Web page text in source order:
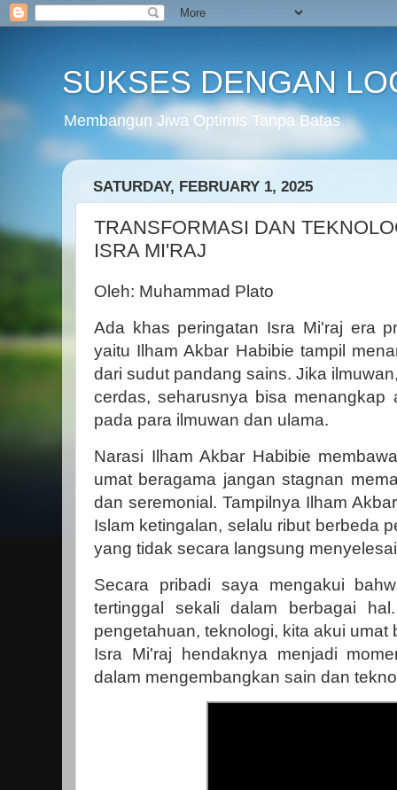
SUKSES DENGAN
Membangun Jiwa Optimis Tanpa Batas
SATURDAY, FEBRUARY 1, 2025
TRANSFORMASI DAN
ISRA MI'RAJ
Oleh: Muhammad Plato
Ada khas peringatan Isra Mi'raj era
yaitu Ilham Akbar Habibie tampil
dari sudut pandang sains. Jika
cerdas, seharusnya bisa menangkap
pada para ilmuwan dan ulama.
Narasi Ilham Akbar Habibie
umat beragama jangan stagnan
dan seremonial. Tampilnya Ilham
Islam ketingalan, selalu ribut berbeda
yang tidak secara langsung
Secara pribadi saya mengakui
tertinggal sekali dalam berbagai
pengetahuan, teknologi, kita akui umat
Isra Mi'raj hendaknya menjadi
dalam mengembangkan sain dan